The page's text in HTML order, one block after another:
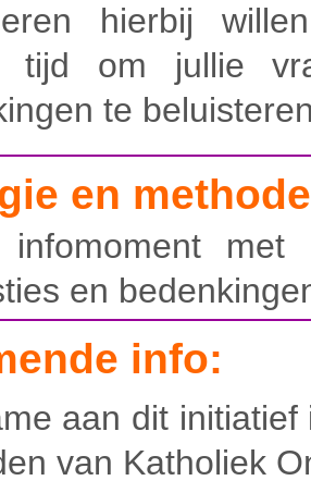
hierbij
tijd om jullie
te
en
infomoment
en
info:
aan dit
van Katholiek